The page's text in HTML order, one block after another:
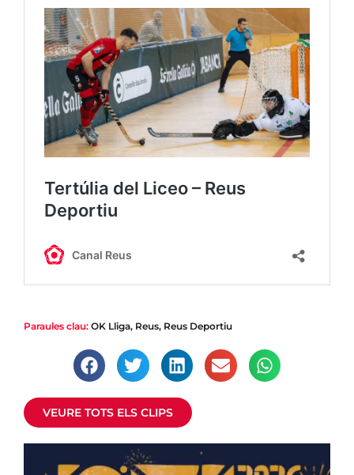
El Reus vol omplir el Palau d’Esports
Els roigs-i-negres necessiten l’afició pel partit contra el
VEURE TOTS ELS CLIPS
Paraules clau: OK Lliga, Reus, Reus Deportiu